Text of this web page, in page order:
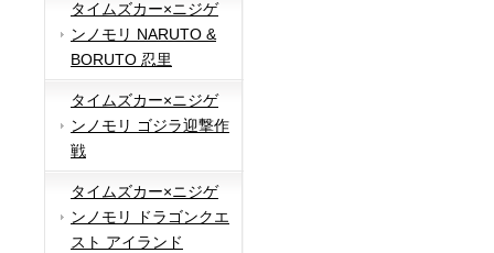
タイムズカー×ニジゲ
ンノモリ NARUTO &
BORUTO 忍里
タイムズカー×ニジゲ
ンノモリ ゴジラ迎撃作
戦
タイムズカー×ニジゲ
ンノモリ ドラゴンクエ
スト アイランド